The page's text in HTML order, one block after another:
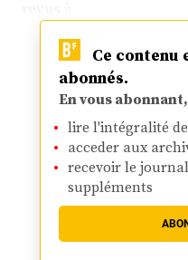
Ce contenu
abonnés.
En vous
lire l'intégralité
acceder aux
recevoir le
suppléments